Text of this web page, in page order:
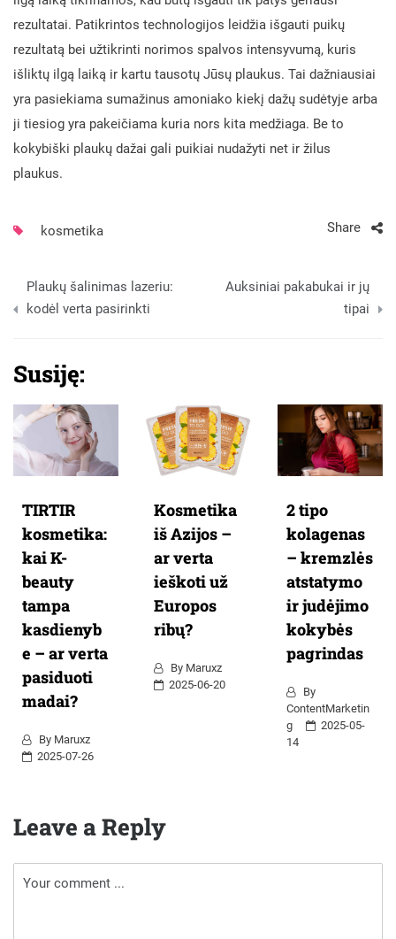
rezultatai. Patikrintos technologijos leidžia išgauti puikų
rezultatą bei užtikrinti norimos spalvos intensyvumą, kuris
išliktų ilgą laiką ir kartu tausotų Jūsų plaukus. Tai dažniausiai
yra pasiekiama sumažinus amoniako kiekį dažų sudėtyje arba
ji tiesiog yra pakeičiama kuria nors kita medžiaga. Be to
kokybiški plaukų dažai gali puikiai nudažyti net ir žilus
plaukus.
kosmetika Share
Navigacija
tarp
Plaukų šalinimas lazeriu:
kodėl verta pasirinkti
Auksiniai pakabukai ir jų
tipai
Susiję:
TIRTIR
kosmetika:
kai K-
beauty
tampa
kasdienyb
e – ar verta
pasiduoti
madai?
By Maruxz
2025-07-26
Kosmetika
iš Azijos –
ar verta
ieškoti už
Europos
ribų?
By Maruxz
2025-06-20
2 tipo
kolagenas
– kremzlės
atstatymo
ir judėjimo
kokybės
pagrindas
By
ContentMarketin
G
2025-05-
14
Leave a Reply